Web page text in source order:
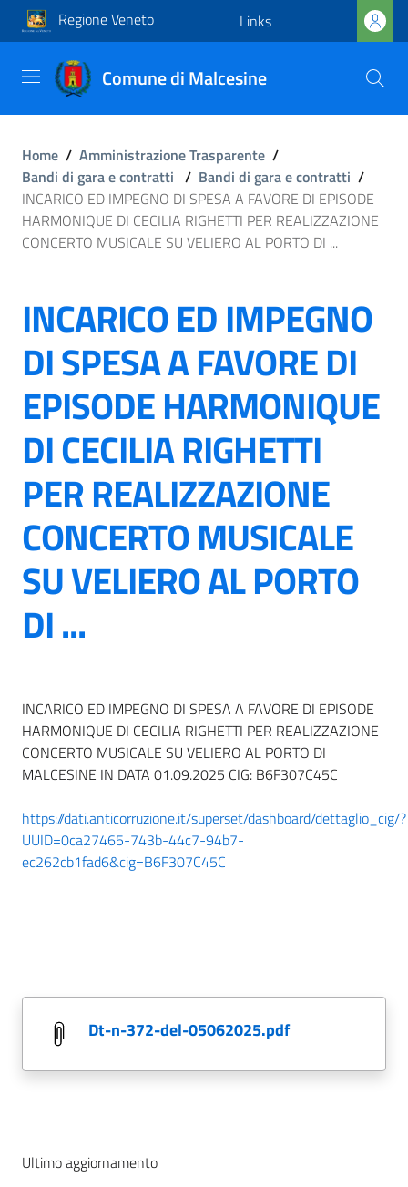
Regione Veneto Links
Comune di Malcesine
Home / Amministrazione Trasparente /
Bandi di gara e contratti / Bandi di gara e contratti /
INCARICO ED IMPEGNO DI SPESA A FAVORE DI EPISODE
HARMONIQUE DI CECILIA RIGHETTI PER REALIZZAZIONE
CONCERTO MUSICALE SU VELIERO AL PORTO DI ...
INCARICO ED IMPEGNO
DI SPESA A FAVORE DI
EPISODE HARMONIQUE
DI CECILIA RIGHETTI
PER REALIZZAZIONE
CONCERTO MUSICALE
SU VELIERO AL PORTO
DI ...
INCARICO ED IMPEGNO DI SPESA A FAVORE DI EPISODE
HARMONIQUE DI CECILIA RIGHETTI PER REALIZZAZIONE
CONCERTO MUSICALE SU VELIERO AL PORTO DI
MALCESINE IN DATA 01.09.2025 CIG: B6F307C45C
https://dati.anticorruzione.it/superset/dashboard/dettaglio_cig/?
UUID=0ca27465-743b-44c7-94b7-
ec262cb1fad6&cig=B6F307C45C
dt-n-372-del-05062025.pdf
Ultimo aggiornamento